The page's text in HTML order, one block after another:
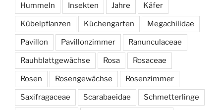
Hummeln Insekten Jahre Käfer
Kübelpflanzen Küchengarten Megachilidae
Pavillon Pavillonzimmer Ranunculaceae
Rauhblattgewächse Rosa Rosaceae
Rosen Rosengewächse Rosenzimmer
Saxifragaceae Scarabaeidae Schmetterlinge